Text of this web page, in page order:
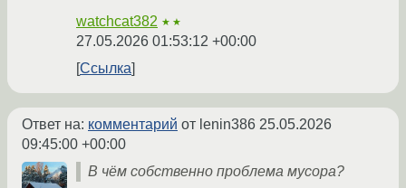
watchcat382 ★★
27.05.2026 01:53:12 +00:00
Ссылка
Ответ на: комментарий от lenin386 25.05.2026
09:45:00 +00:00
В чём собственно проблема мусора?